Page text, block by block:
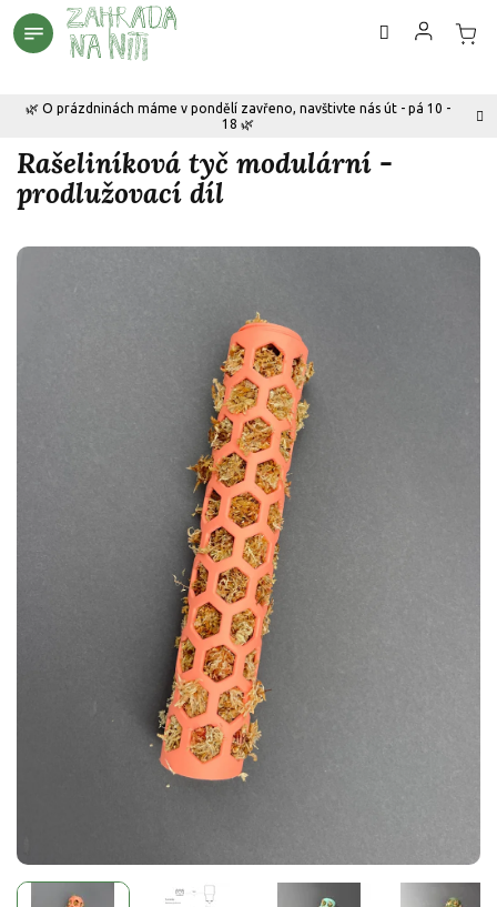
Přejít
na
🌿 O prázdninách máme v pondělí zavřeno, navštivte nás út - pá 10 -
18 🌿
Rašeliníková tyč modulární -
prodlužovací díl